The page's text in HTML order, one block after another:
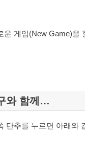
게임(New Game)을
와 함께…
단추를 누르면 아래와